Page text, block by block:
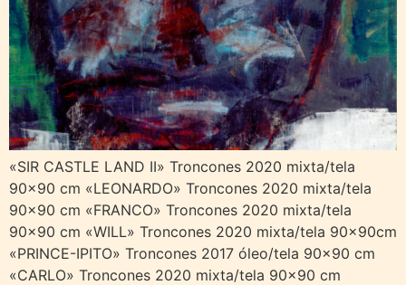
«SIR CASTLE LAND II» Troncones 2020 mixta/tela
90×90 cm «LEONARDO» Troncones 2020 mixta/tela
90×90 cm «FRANCO» Troncones 2020 mixta/tela
90×90 cm «WILL» Troncones 2020 mixta/tela 90x90cm
«PRINCE-IPITO» Troncones 2017 óleo/tela 90×90 cm
«CARLO» Troncones 2020 mixta/tela 90×90 cm